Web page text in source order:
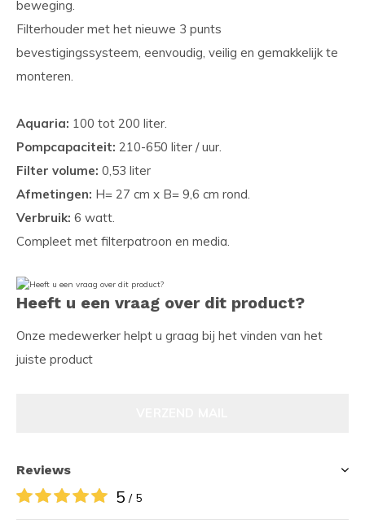
beweging.
Filterhouder met het nieuwe 3 punts
bevestigingssysteem, eenvoudig, veilig en gemakkelijk te
monteren.
Aquaria: 100 tot 200 liter.
Pompcapaciteit: 210-650 liter / uur.
Filter volume: 0,53 liter
Afmetingen: H= 27 cm x B= 9,6 cm rond.
Verbruik: 6 watt.
Compleet met filterpatroon en media.
Heeft u een vraag over dit product?
Onze medewerker helpt u graag bij het vinden van het
juiste product
Reviews
5 / 5